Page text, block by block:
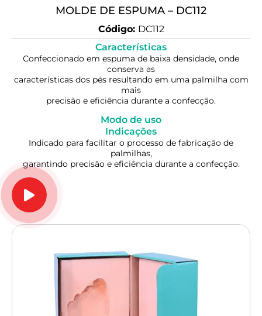
MOLDE DE ESPUMA – DC112
Código: DC112
Características
Confeccionado em espuma de baixa densidade, onde
conserva as
características dos pés resultando em uma palmilha com
mais
precisão e eficiência durante a confecção.
Modo de uso
Indicações
Indicado para facilitar o processo de fabricação de
palmilhas,
garantindo precisão e eficiência durante a confecção.